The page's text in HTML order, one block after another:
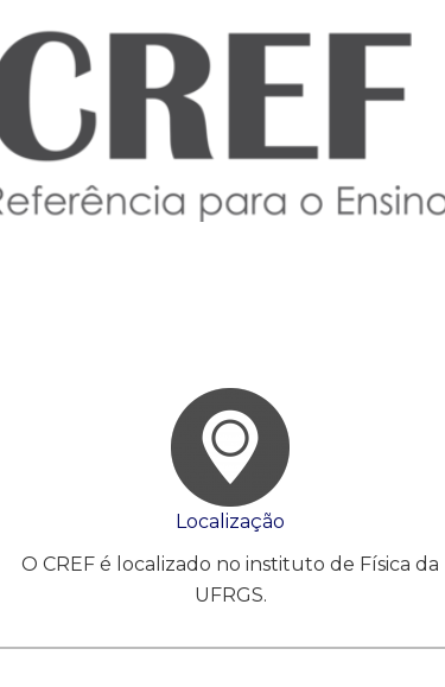
Localização
O CREF é localizado no instituto de Física da
UFRGS.